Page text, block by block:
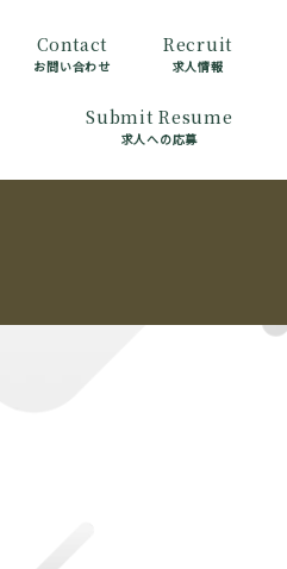
Contact
お問い合わせ
Recruit
求人情報
Submit Resume
求人への応募